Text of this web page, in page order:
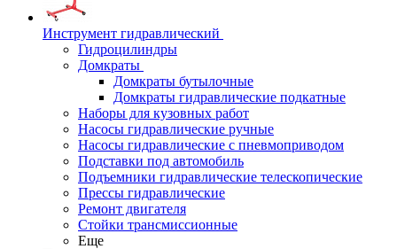
Инструмент гидравлический
Гидроцилиндры
Домкраты
Домкраты бутылочные
Домкраты гидравлические подкатные
Наборы для кузовных работ
Насосы гидравлические ручные
Насосы гидравлические с пневмоприводом
Подставки под автомобиль
Подъемники гидравлические телескопические
Прессы гидравлические
Ремонт двигателя
Стойки трансмиссионные
Еще